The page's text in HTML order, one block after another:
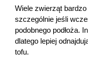
Wiele zwierząt
szczególnie jeśli
podobnego podłoża.
dlatego lepiej
tofu.